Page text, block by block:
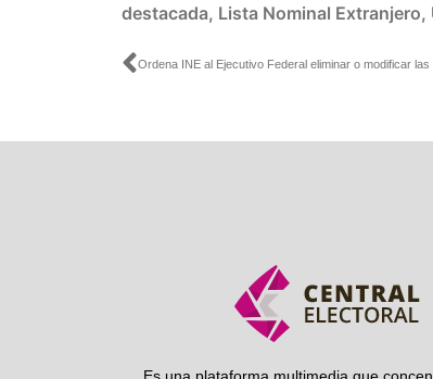
destacada, Lista Nominal Extranjero,
Ant